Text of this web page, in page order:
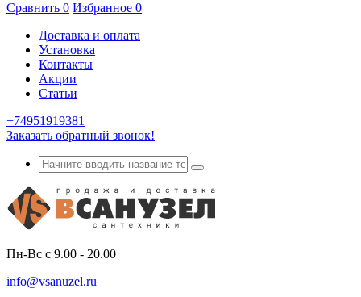
Сравнить 0 Избранное 0
Доставка и оплата
Установка
Контакты
Акции
Статьи
+74951919381
Заказать обратный звонок!
Пн-Вс с 9.00 - 20.00
info@vsanuzel.ru